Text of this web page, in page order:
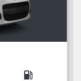
local_gas_station